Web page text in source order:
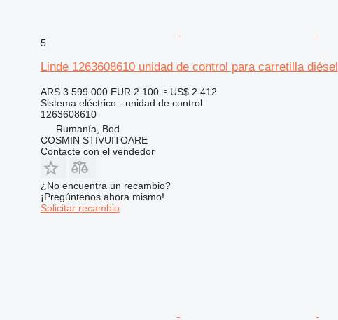
5
Linde 1263608610 unidad de control para carretilla diésel
ARS 3.599.000 EUR 2.100 ≈ US$ 2.412
Sistema eléctrico - unidad de control
1263608610
Rumanía, Bod
COSMIN STIVUITOARE
Contacte con el vendedor
¿No encuentra un recambio?
¡Pregúntenos ahora mismo!
Solicitar recambio